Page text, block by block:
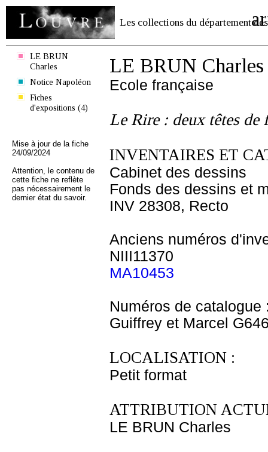
Les collections du département des
LE BRUN
Charles
Notice Napoléon
Fiches
d'expositions (4)
Mise à jour de la fiche
24/09/2024
Attention, le contenu de
cette fiche ne reflète
pas nécessairement le
dernier état du savoir.
LE BRUN Charles
Ecole française
Le Rire : deux têtes de
INVENTAIRES ET
Cabinet des dessins
Fonds des dessins et
INV 28308, Recto
Anciens numéros
NIII11370
MA10453
Numéros de catalogue
Guiffrey et Marcel
LOCALISATION :
Petit format
ATTRIBUTION
LE BRUN Charles